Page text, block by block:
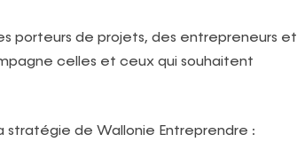
porteurs de projets, des entrepreneurs et
celles et ceux qui souhaitent
stratégie de Wallonie Entreprendre :